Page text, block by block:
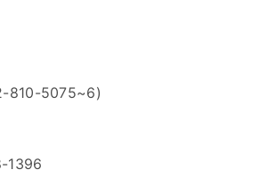
810-5075~6)
1396